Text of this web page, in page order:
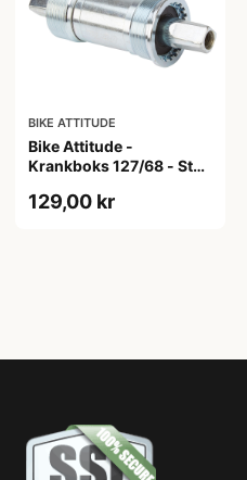
BIKE ATTITUDE
Bike Attitude -
Krankboks 127/68 - Stål
129,00 kr